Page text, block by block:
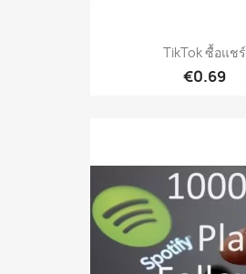
TikTok ซื้อแชร์
€0.69